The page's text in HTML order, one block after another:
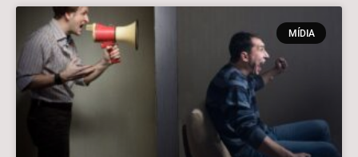
MÍDIA